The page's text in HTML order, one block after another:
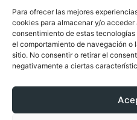
Para ofrecer las mejores
cookies para almacenar y/o
consentimiento de estas
el comportamiento de navegación
sitio. No consentir o retirar el
negativamente a ciertas
Agencia Estatal de
Calendario del
Hacienda.
https://
contribuyente/
Modelo 303. IVA.
https://